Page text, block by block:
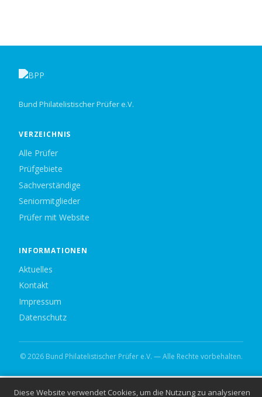
Bund Philatelistischer Prüfer e.V.
VERZEICHNIS
Alle Prüfer
Prüfgebiete
Sachverständige
Seniormitglieder
Prüfer mit Website
INFORMATIONEN
Aktuelles
Kontakt
Impressum
Datenschutz
© 2026 Bund Philatelistischer Prüfer e.V. — Alle Rechte vorbehalten.
Diese Website verwendet Cookies, um die Nutzung zu analysieren